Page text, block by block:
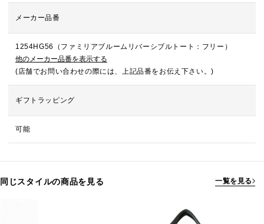
メーカー品番
1254HG56（ファミリアブルームリバーシブルトート：フリー）
他のメーカー品番を表示する
(店舗でお問い合わせの際には、上記品番をお伝え下さい。)
ギフトラッピング
可能
同じスタイルの商品を見る 一覧を見る